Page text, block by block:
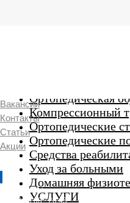
г. Люберцы
Пн-Вс 9:00 - 20:45
Ортопедическая
Компрессионный
Ортопедические
Ортопедические
Средства
Уход за больными
Домашняя
УСЛУГИ
Вакансии
Контакты
Статьи
Акции